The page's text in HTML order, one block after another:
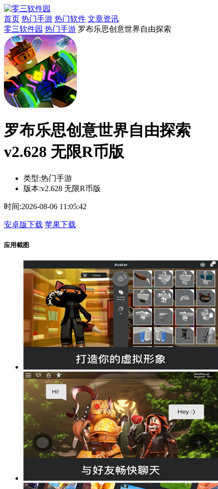
首页 热门手游 热门软件 文章资讯
零三软件园 热门手游 罗布乐思创意世界自由探索
罗布乐思创意世界自由探索
v2.628 无限R币版
类型:热门手游
版本:v2.628 无限R币版
时间:2026-08-06 11:05:42
安卓版下载 苹果下载
应用截图